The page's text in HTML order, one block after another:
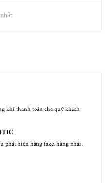
khi thanh toán cho quý khách
phát hiện hàng fake, hàng nhái,